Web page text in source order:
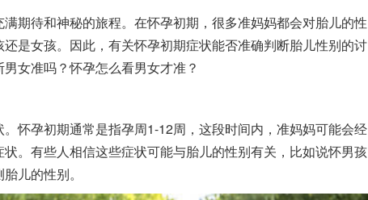
待和神秘的旅程。在怀孕初期，很多准妈妈都会对胎儿的性
是女孩。因此，有关怀孕初期症状能否准确判断胎儿性别的讨
女准吗？怀孕怎么看男女才准？
孕初期通常是指孕周1-12周，这段时间内，准妈妈可能会经
。有些人相信这些症状可能与胎儿的性别有关，比如说怀男孩
儿的性别。